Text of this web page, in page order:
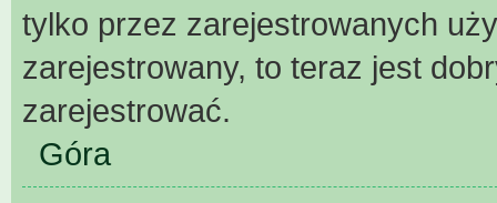
tylko przez zarejestrowanych
zarejestrowany, to teraz jest
zarejestrować.
Góra